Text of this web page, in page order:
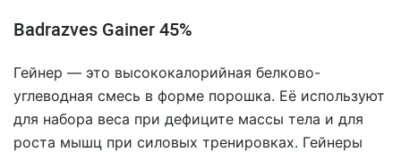
Badrazves Gainer 45%
Гейнер — это высококалорийная белково-
углеводная смесь в форме порошка. Её используют
для набора веса при дефиците массы тела и для
роста мышц при силовых тренировках. Гейнеры